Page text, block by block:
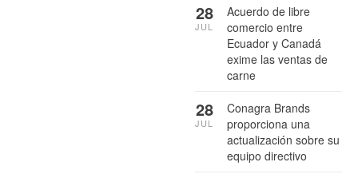
Acuerdo de libre
comercio entre
Ecuador y Canadá
exime las ventas de
carne
28
JUL
Conagra Brands
proporciona una
actualización sobre su
equipo directivo
28
JUL